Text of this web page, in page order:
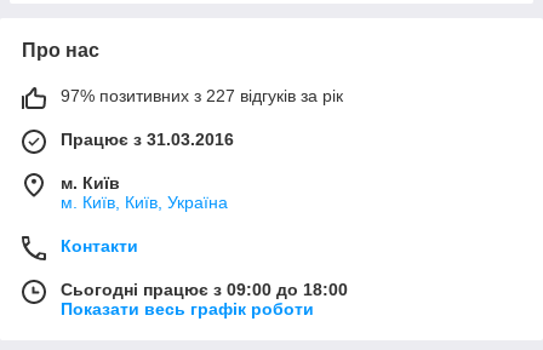
Про нас
97% позитивних з 227 відгуків за рік
Працює з 31.03.2016
м. Київ
м. Київ, Київ, Україна
Контакти
Сьогодні працює з 09:00 до 18:00
Показати весь графік роботи